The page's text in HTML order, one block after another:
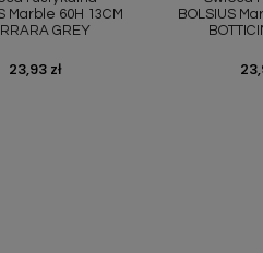
Marble 60H 13CM
GREY
Cena
23,93 zł
BOLSIUS